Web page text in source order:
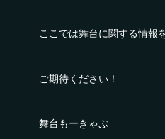
ここでは舞台に関する情報
ご期待ください！
舞台もーきゃぷ